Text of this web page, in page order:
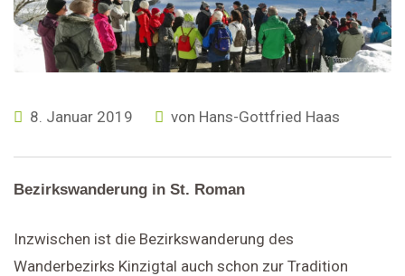
8. Januar 2019 von Hans-Gottfried Haas
Bezirkswanderung in St. Roman
Inzwischen ist die Bezirkswanderung des
Wanderbezirks Kinzigtal auch schon zur Tradition